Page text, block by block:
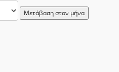
Μετάβαση στον μήνα